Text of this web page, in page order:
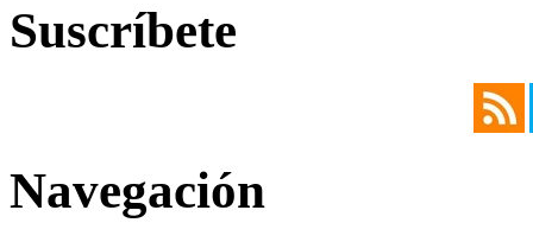
Suscríbete
Navegación